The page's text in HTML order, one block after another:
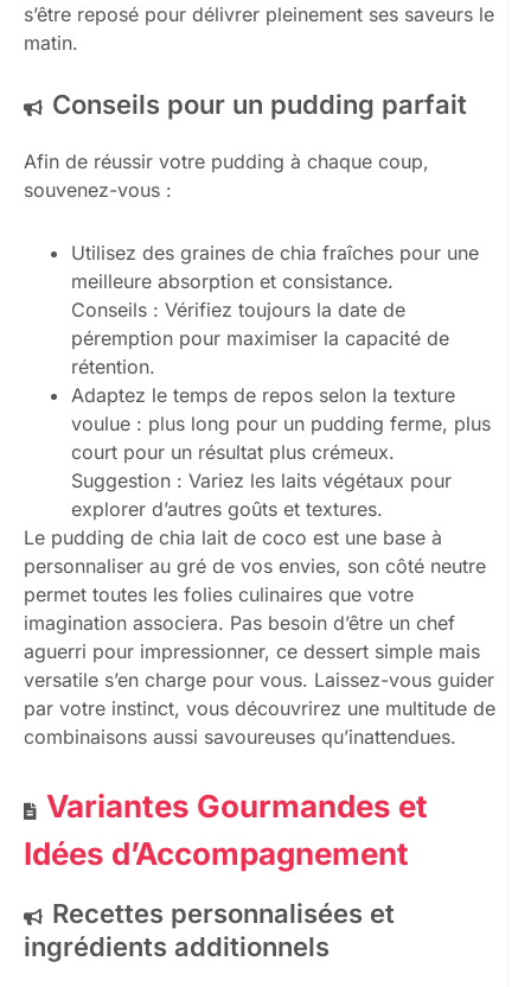
s’être reposé pour délivrer pleinement ses saveurs le
matin.
Conseils pour un pudding parfait
Afin de réussir votre pudding à chaque coup,
souvenez-vous :
Utilisez des graines de chia fraîches pour une
meilleure absorption et consistance.
Conseils : Vérifiez toujours la date de
péremption pour maximiser la capacité de
rétention.
Adaptez le temps de repos selon la texture
voulue : plus long pour un pudding ferme, plus
court pour un résultat plus crémeux.
Suggestion : Variez les laits végétaux pour
explorer d’autres goûts et textures.
Le pudding de chia lait de coco est une base à
personnaliser au gré de vos envies, son côté neutre
permet toutes les folies culinaires que votre
imagination associera. Pas besoin d’être un chef
aguerri pour impressionner, ce dessert simple mais
versatile s’en charge pour vous. Laissez-vous guider
par votre instinct, vous découvrirez une multitude de
combinaisons aussi savoureuses qu’inattendues.
Variantes Gourmandes et
Idées d’Accompagnement
Recettes personnalisées et
ingrédients additionnels